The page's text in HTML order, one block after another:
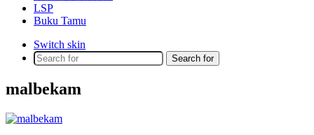
LSP
Buku Tamu
Switch skin
Search for
malbekam